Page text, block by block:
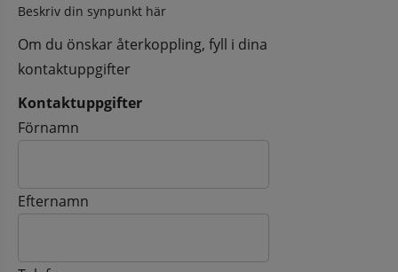
Beskriv din synpunkt här
Om du önskar återkoppling, fyll i dina
kontaktuppgifter
Kontaktuppgifter
Kontaktuppgifter
Förnamn
Efternamn